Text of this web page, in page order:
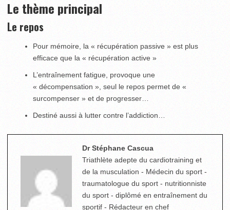
Le thème principal
Le repos
Pour mémoire, la « récupération passive » est plus
efficace que la « récupération active »
L’entraînement fatigue, provoque une
« décompensation », seul le repos permet de «
surcompenser » et de progresser…
Destiné aussi à lutter contre l’addiction…
Dr Stéphane Cascua
Triathlète adepte du cardiotraining et
de la musculation - Médecin du sport -
traumatologue du sport - nutritionniste
du sport - diplômé en entraînement du
sportif - Rédacteur en chef